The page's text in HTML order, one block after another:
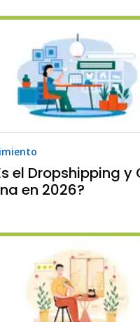
el Dropshipping y
en 2026?